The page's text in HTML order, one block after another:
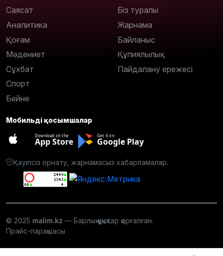
Саясат
Аналитика
Қоғам
Мәдениет
Сұхбат
Спорт
Бейне
Біз туралы
Жарнама
Байланыс
Құпиялылық
Пайдалану ережесі
Мобильді қосымшалар
Download on the
App Store
Get it on
Google Play
Қауіпсіз орнату, жарнамасыз хабарламалар.
© 2025 malim.kz — Барлық құқықтар қорғалған.
Прайс-парақшасы